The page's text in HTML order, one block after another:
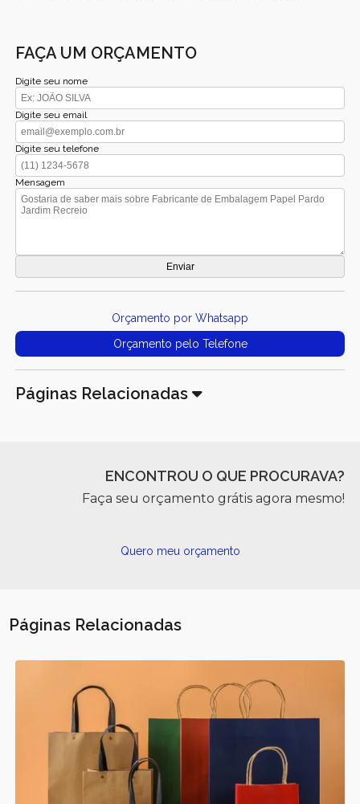
FAÇA UM ORÇAMENTO
Digite seu nome
Digite seu email
Digite seu telefone
Mensagem
Orçamento por Whatsapp
Orçamento pelo Telefone
Páginas Relacionadas
ENCONTROU O QUE PROCURAVA?
Faça seu orçamento grátis agora mesmo!
Quero meu orçamento
Páginas Relacionadas